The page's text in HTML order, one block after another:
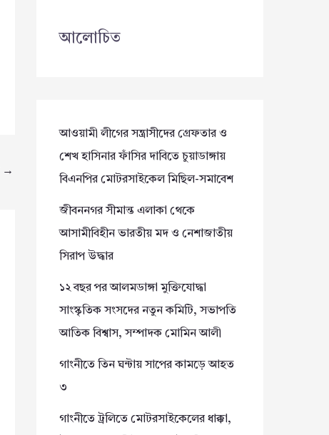
→
আলোচিত
আওয়ামী লীগের সন্ত্রাসীদের গ্রেফতার ও
শেখ হাসিনার ফাঁসির দাবিতে চুয়াডাঙ্গায়
বিএনপির মোটরসাইকেল মিছিল-সমাবেশ
জীবননগর সীমান্ত এলাকা থেকে
আসামীবিহীন ভারতীয় মদ ও নেশাজাতীয়
সিরাপ উদ্ধার
১২ বছর পর আলমডাঙ্গা মুক্তিযোদ্ধা
সাংস্কৃতিক সংসদের নতুন কমিটি, সভাপতি
আতিক বিশ্বাস, সম্পাদক মোমিন আলী
গাংনীতে তিন ঘন্টায় সাপের কামড়ে আহত
৩
গাংনীতে ট্রলিতে মোটরসাইকেলের ধাক্কা,